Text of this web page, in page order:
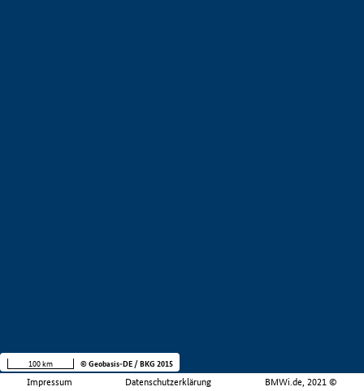
Impressum Datenschutzerklärung BMWi.de, 2021 ©
100 km © Geobasis-DE / BKG 2015